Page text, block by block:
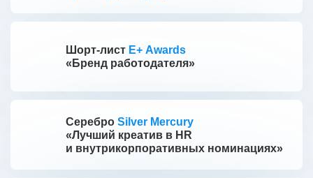
Шорт-лист E+ Awards
«Бренд работодателя»
Серебро Silver Mercury
«Лучший креатив в HR
и внутрикорпоративных номинациях»